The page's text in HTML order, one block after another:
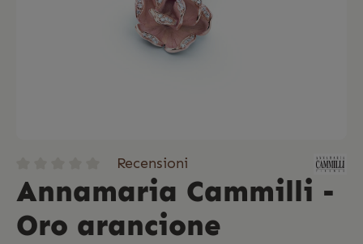
Recensioni
Annamaria Cammilli -
Oro arancione